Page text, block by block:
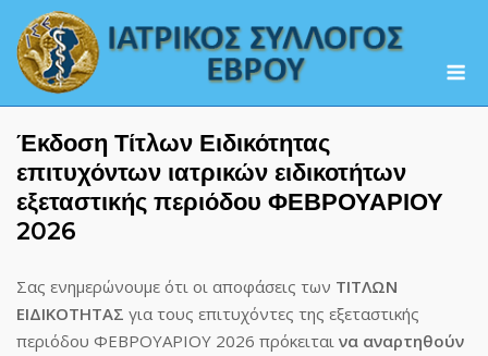
content
Έκδοση Τίτλων Ειδικότητας
επιτυχόντων ιατρικών ειδικοτήτων
εξεταστικής περιόδου ΦΕΒΡΟΥΑΡΙΟΥ
2026
Σας ενημερώνουμε ότι οι αποφάσεις των ΤΙΤΛΩΝ
ΕΙΔΙΚΟΤΗΤΑΣ για τους επιτυχόντες της εξεταστικής
περιόδου ΦΕΒΡΟΥΑΡΙΟΥ 2026 πρόκειται να αναρτηθούν